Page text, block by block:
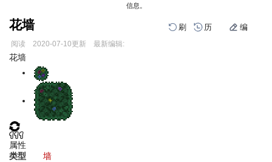
信息。
花墙 刷 历 编
阅读 2020-07-10更新 最新编辑:
跳
跳
花墙
属性
类型
墙